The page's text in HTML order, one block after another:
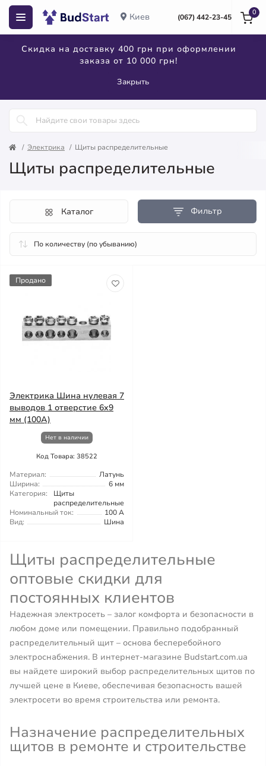
Киев (067) 442-23-45
Скидка на доставку 400 грн при оформлении
заказа от 10 000 грн!
Закрыть
0
Электрика Щиты распределительные
Щиты распределительные
Фильтр
Каталог
Продано
Электрика Шина нулевая 7
выводов 1 отверстие 6x9
мм (100A)
Нет в наличии
Код Товара: 38522
Материал:
Латунь
Ширина:
6 мм
Категория:
Щиты
распределительные
Номинальный ток:
100 А
Вид:
Шина
Щиты распределительные
оптовые скидки для
постоянных клиентов
Надежная электросеть – залог комфорта и безопасности в
любом доме или помещении. Правильно подобранный
распределительный щит – основа бесперебойного
электроснабжения. В интернет-магазине Budstart.com.ua
вы найдете широкий выбор распределительных щитов по
лучшей цене в Киеве, обеспечивая безопасность вашей
электросети во время строительства или ремонта.
Назначение распределительных
щитов в ремонте и строительстве